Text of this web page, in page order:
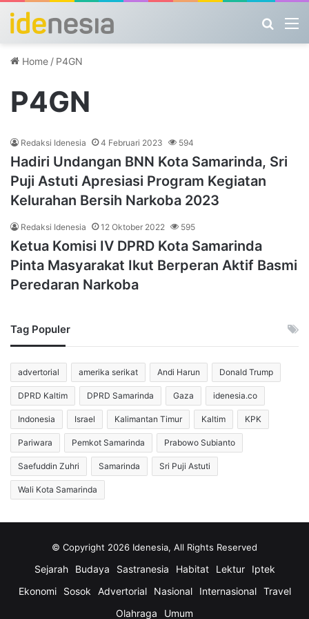
Home / P4GN
P4GN
Redaksi Idenesia 4 Februari 2023 594
Hadiri Undangan BNN Kota Samarinda, Sri
Puji Astuti Apresiasi Program Kegiatan
Kelurahan Bersih Narkoba 2023
Redaksi Idenesia 12 Oktober 2022 595
Ketua Komisi IV DPRD Kota Samarinda
Pinta Masyarakat Ikut Berperan Aktif Basmi
Peredaran Narkoba
Tag Populer
advertorial amerika serikat Andi Harun Donald Trump
DPRD Kaltim DPRD Samarinda Gaza idenesia.co
Indonesia Israel Kalimantan Timur Kaltim KPK
Pariwara Pemkot Samarinda Prabowo Subianto
Saefuddin Zuhri Samarinda Sri Puji Astuti
Wali Kota Samarinda
© Copyright 2026 Idenesia, All Rights Reserved
Sejarah Budaya Sastranesia Habitat Lektur
Iptek
Ekonomi
Sosok Advertorial Nasional Internasional
Travel
Olahraga
Umum